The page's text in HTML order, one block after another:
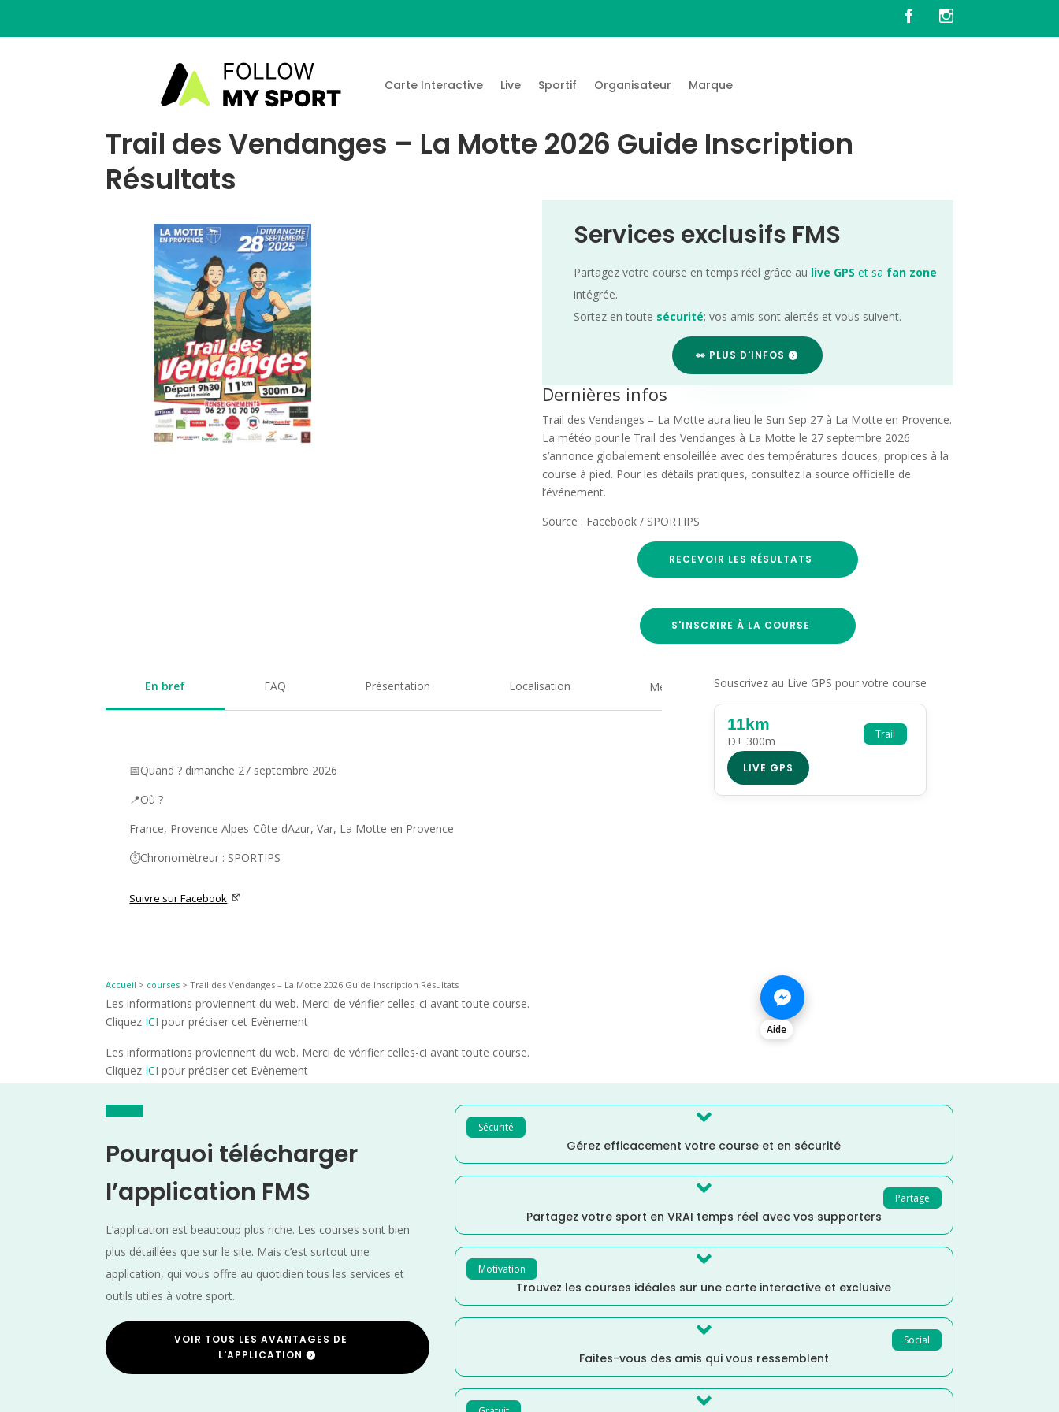
Carte Interactive Live Sportif Organisateur Marque
Trail des Vendanges – La Motte 2026 Guide Inscription
Résultats
Services exclusifs FMS
Partagez votre course en temps réel grâce au live GPS et sa fan zone
intégrée.
Sortez en toute sécurité; vos amis sont alertés et vous suivent.
👀 PLUS D'INFOS
Dernières infos
Trail des Vendanges – La Motte aura lieu le Sun Sep 27 à La Motte en Provence.
La météo pour le Trail des Vendanges à La Motte le 27 septembre 2026
s’annonce globalement ensoleillée avec des températures douces, propices à la
course à pied. Pour les détails pratiques, consultez la source officielle de
l’événement.
Source : Facebook / SPORTIPS
RECEVOIR LES RÉSULTATS
S'INSCRIRE À LA COURSE
En bref FAQ Présentation Localisation Medias
📅Quand ? dimanche 27 septembre 2026
📍Où ?
France, Provence Alpes-Côte-dAzur, Var, La Motte en Provence
⏱️Chronomètreur : SPORTIPS
Suivre sur Facebook
Souscrivez au Live GPS pour votre course
Trail
11km
D+ 300m
LIVE GPS
Accueil > courses >Trail des Vendanges – La Motte 2026 Guide Inscription Résultats
Les informations proviennent du web. Merci de vérifier celles-ci avant toute course.
Cliquez ICI pour préciser cet Evènement
Les informations proviennent du web. Merci de vérifier celles-ci avant toute course.
Cliquez ICI pour préciser cet Evènement
Aide
Pourquoi télécharger
l’application FMS
L’application est beaucoup plus riche. Les courses sont bien
plus détaillées que sur le site. Mais c’est surtout une
application, qui vous offre au quotidien tous les services et
outils utiles à votre sport.
VOIR TOUS LES AVANTAGES DE
L'APPLICATION
Sécurité 
Gérez efficacement votre course et en sécurité
Partage

Partagez votre sport en VRAI temps réel avec vos supporters
Motivation 
Trouvez les courses idéales sur une carte interactive et exclusive
Social

Faites-vous des amis qui vous ressemblent
